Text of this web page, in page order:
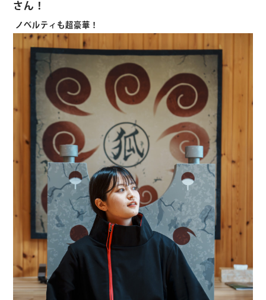
さん！
ノベルティも超豪華！